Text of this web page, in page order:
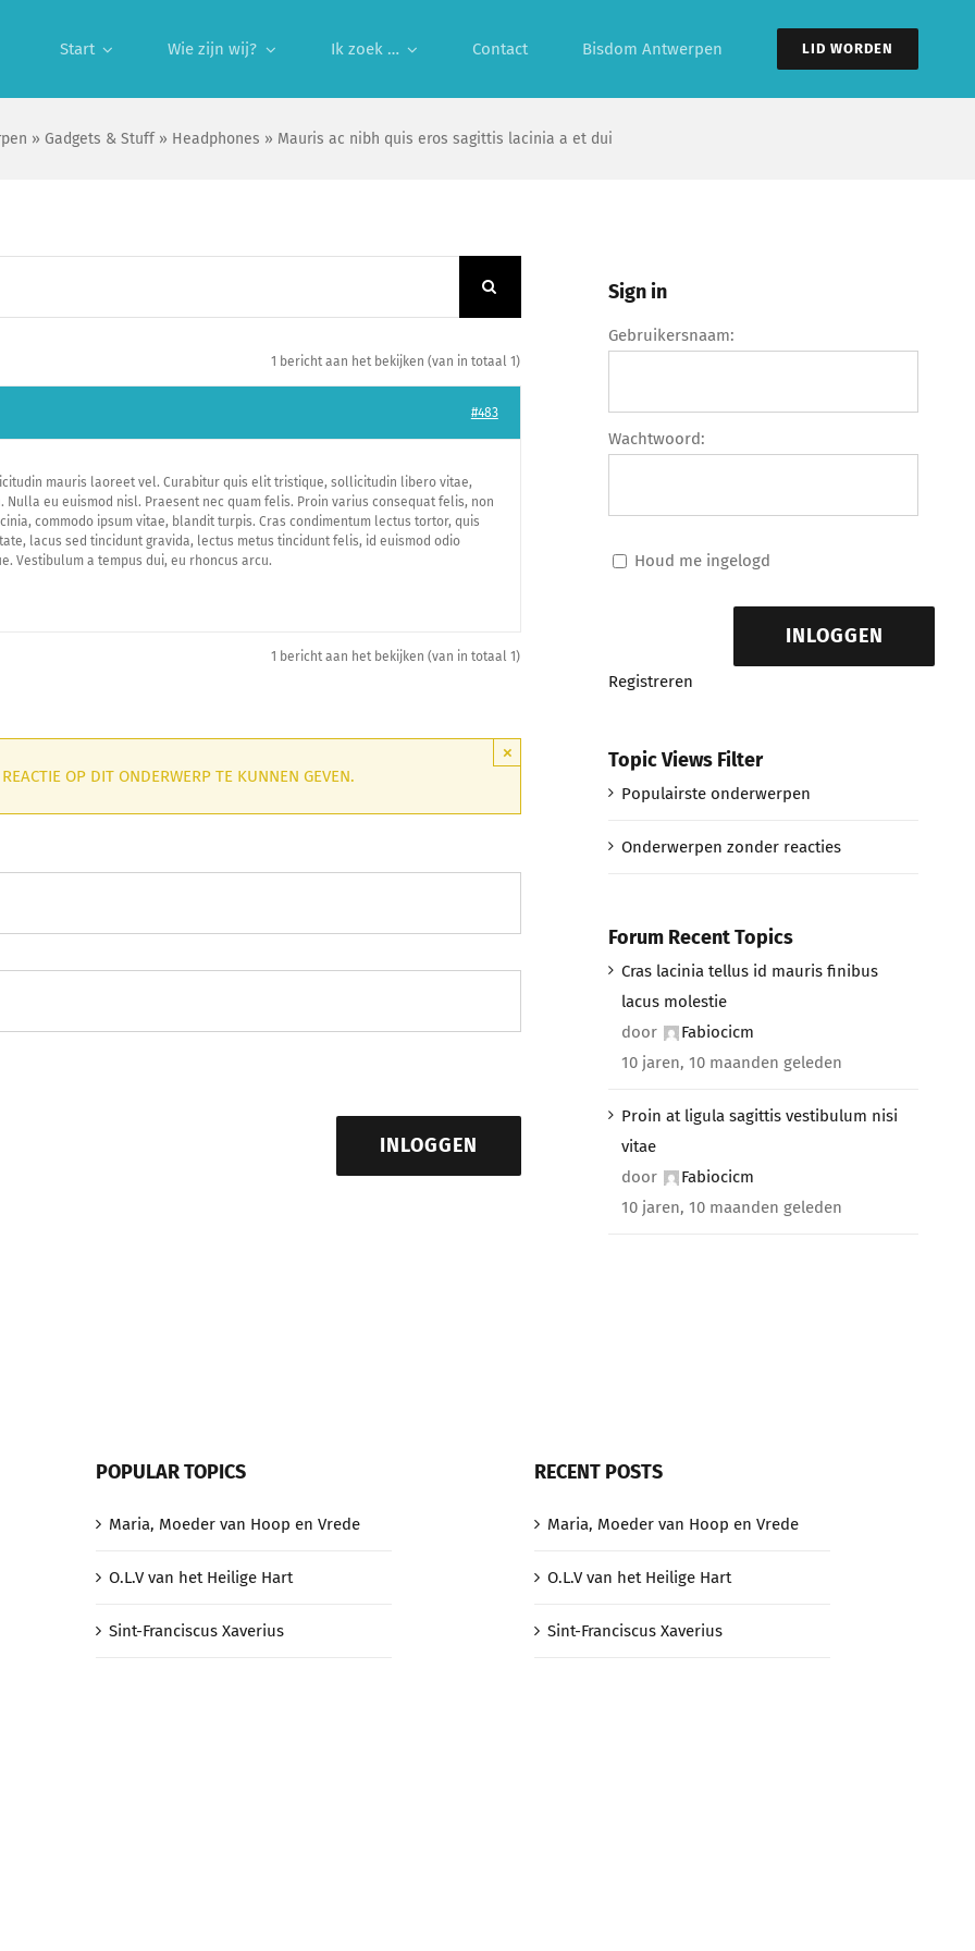
Start Wie zijn wij? Ik zoek … Contact Bisdom Antwerpen LID WORDEN
» Gadgets & Stuff» Headphones » Mauris ac nibh quis eros sagittis lacinia a et dui
1 bericht aan het bekijken (van in totaal 1)
#483
mauris laoreet vel. Curabitur quis elit tristique, sollicitudin libero vitae,
eu euismod nisl. Praesent nec quam felis. Proin varius consequat felis, non
commodo ipsum vitae, blandit turpis. Cras condimentum lectus tortor, quis
lacus sed tincidunt gravida, lectus metus tincidunt felis, id euismod odio
Vestibulum a tempus dui, eu rhoncus arcu.
1 bericht aan het bekijken (van in totaal 1)
×
OP DIT ONDERWERP TE KUNNEN GEVEN.
INLOGGEN
Sign in
Gebruikersnaam:
Wachtwoord:
Houd me ingelogd
INLOGGEN
Registreren
Topic Views Filter
Populairste onderwerpen
Onderwerpen zonder reacties
Forum Recent Topics
Cras lacinia tellus id mauris finibus
lacus molestie
door
Fabiocicm
10 jaren, 10 maanden geleden
Proin at ligula sagittis vestibulum nisi
vitae
door
Fabiocicm
10 jaren, 10 maanden geleden
POPULAR TOPICS
Maria, Moeder van Hoop en Vrede
O.L.V van het Heilige Hart
Sint-Franciscus Xaverius
RECENT POSTS
Maria, Moeder van Hoop en Vrede
O.L.V van het Heilige Hart
Sint-Franciscus Xaverius